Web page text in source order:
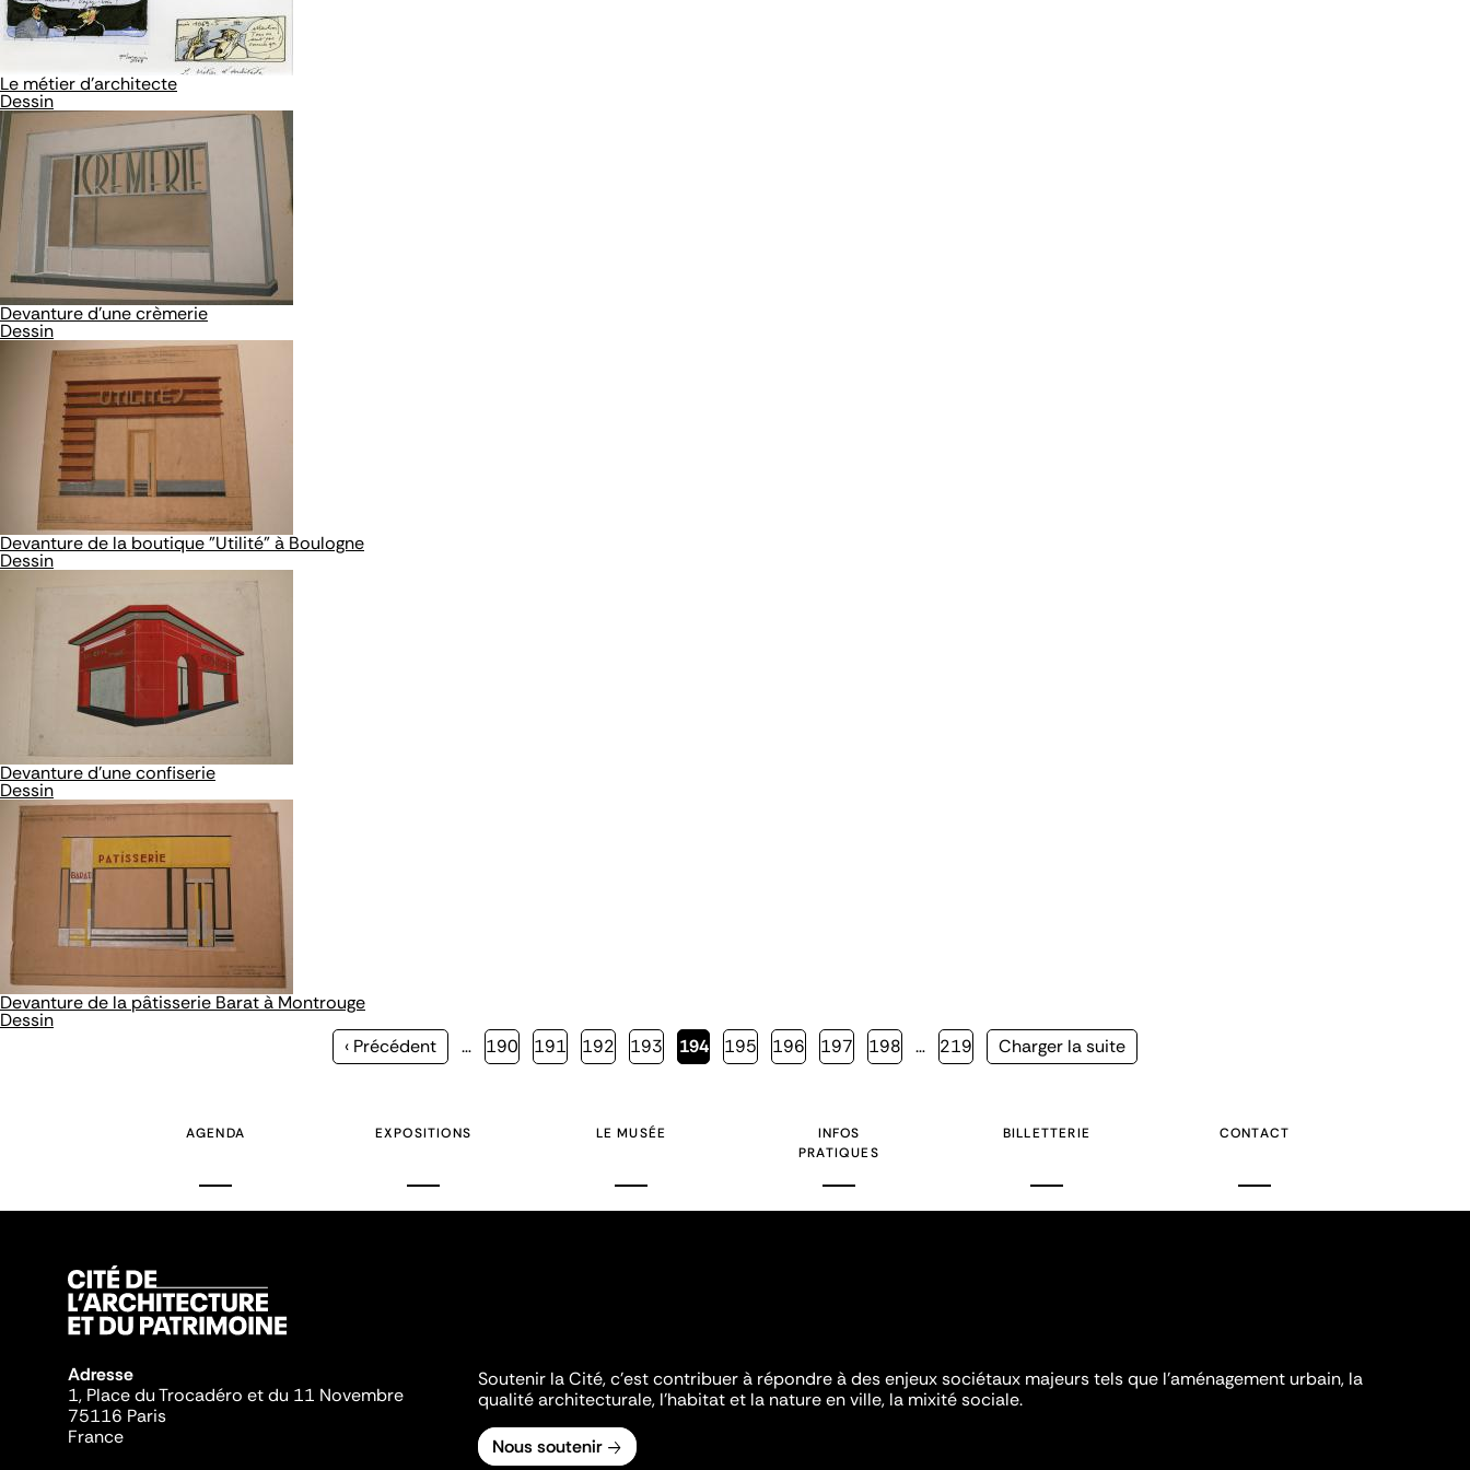
Le métier d'architecte
Dessin
Devanture d'une crèmerie
Dessin
Devanture de la boutique "Utilité" à Boulogne
Dessin
Devanture d'une confiserie
Dessin
Devanture de la pâtisserie Barat à Montrouge
Dessin
Page
‹ Précédent … Page
190 Page
191 Page
192 Page
193
Page
194 Page
195 Page
196 Page
197 Page
198 … Page
219
Page
Charger la suite
AGENDA EXPOSITIONS LE MUSÉE
INFOS
PRATIQUES
BILLETTERIE CONTACT
Adresse
1, Place du Trocadéro et du 11 Novembre
75116 Paris
France
Soutenir la Cité, c'est contribuer à répondre à des enjeux sociétaux majeurs tels que l'aménagement urbain, la
qualité architecturale, l'habitat et la nature en ville, la mixité sociale.
Nous soutenir